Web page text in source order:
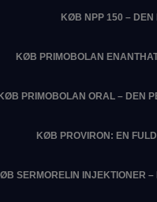
KØB NPP 150 – DEN
KØB PRIMOBOLAN
PRIMOBOLAN ORAL – DEN
KØB PROVIRON: EN
SERMORELIN INJEKTIONER